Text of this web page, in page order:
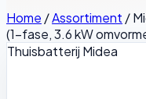
Home /Assortiment /
(1-fase, 3.6 kW
Thuisbatterij Midea